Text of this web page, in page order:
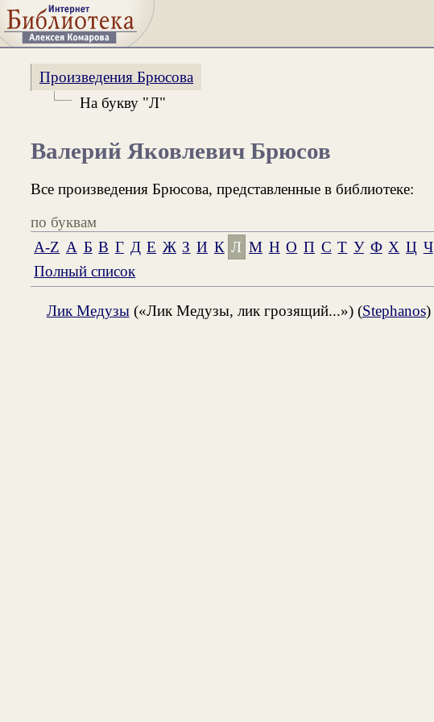
Произведения Брюсова
На букву "Л"
Валерий Яковлевич Брюсов
Все произведения Брюсова, представленные в библиотеке:
по буквам
A-Z А Б В Г Д Е Ж З И К Л М Н О П С Т У Ф Х Ц Ч
Полный список
Лик Медузы(«Лик Медузы, лик грозящий...») (Stephanos)